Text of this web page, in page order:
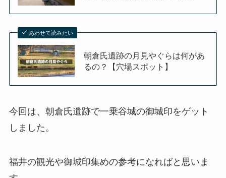
あわせて読みたい
朝倉氏遺跡の月見やぐらは何があ
るの？【穴場スポット】
今回は、朝倉氏遺跡で一乗谷城の御城印をゲット
しました。
福井の観光や御城印集めの参考になればと思いま